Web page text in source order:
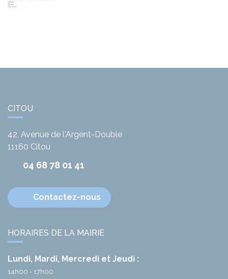
CITOU
42, Avenue de l'Argent-Double
11160 Citou
04 68 78 01 41
Contactez-nous
HORAIRES DE LA MAIRIE
Lundi, Mardi, Mercredi et Jeudi :
14h00 - 17h00